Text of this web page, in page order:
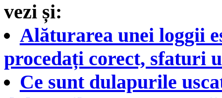
vezi și:
Alăturarea unei loggii
procedați corect, sfaturi
Ce sunt dulapurile